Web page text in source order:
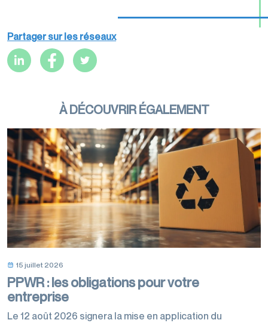
Partager sur les réseaux
À DÉCOUVRIR ÉGALEMENT
15 juillet 2026
PPWR : les obligations pour votre
entreprise
Le 12 août 2026 signera la mise en application du